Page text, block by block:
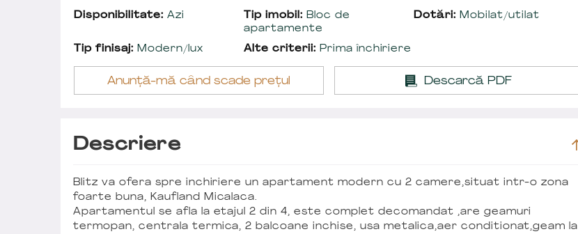
Disponibilitate: Azi Tip imobil: Bloc de
apartamente
Dotări: Mobilat/utilat
Tip finisaj: Modern/lux Alte criterii: Prima închiriere
Anunță-mă când scade prețul Descarcă PDF
Descriere
Blitz va ofera spre inchiriere un apartament modern cu 2 camere,situat intr-o zona
foarte buna, Kaufland Micalaca.
Apartamentul se afla la etajul 2 din 4, este complet decomandat ,are geamuri
termopan, centrala termica, 2 balcoane inchise, usa metalica,aer conditionat,geam la